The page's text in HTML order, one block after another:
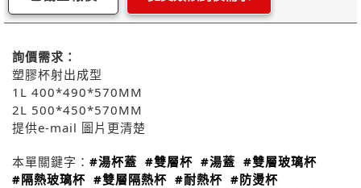
詢價需求：
塑膠杯射出成型
1L 400*490*570MM
2L 500*450*570MM
提供e-mail 圖片更清楚
本單關鍵字： #湯杯蓋 #雙層杯 #湯蓋 #雙層玻璃杯
#隔熱玻璃杯 #雙層隔熱杯 #耐熱杯 #防燙杯